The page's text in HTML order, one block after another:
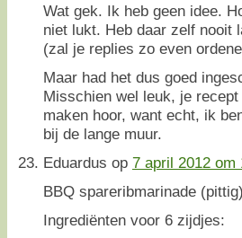
Wat gek. Ik heb geen idee.
niet lukt. Heb daar zelf nooit
(zal je replies zo even
Maar had het dus goed
Misschien wel leuk, je
maken hoor, want echt, ik
bij de lange muur.
Eduardus op 7 april 2012 om
BBQ spareribmarinade (pittig)
Ingrediënten voor 6 zijdjes: